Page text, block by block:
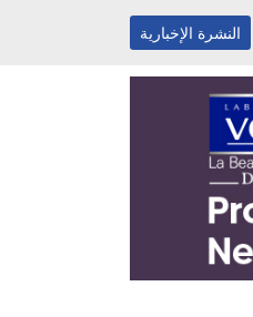
النشرة الإخبارية